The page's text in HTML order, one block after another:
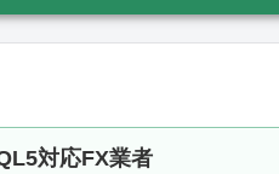
対応FX業者